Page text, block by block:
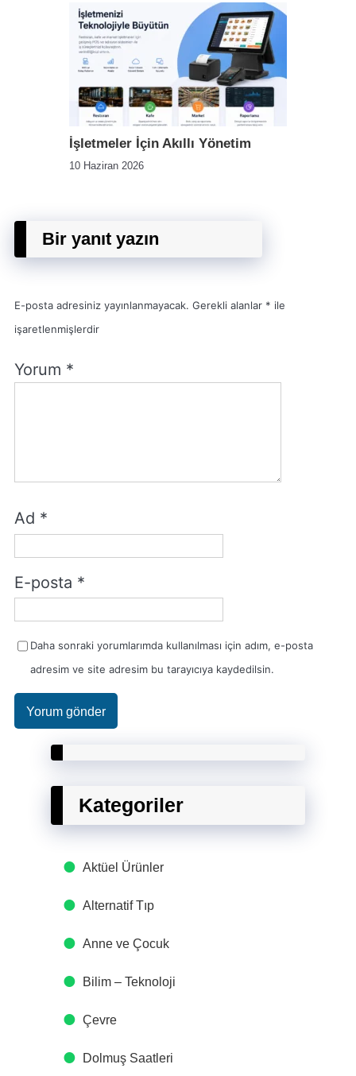
İşletmeler İçin Akıllı Yönetim
10 Haziran 2026
Bir yanıt yazın
E-posta adresiniz yayınlanmayacak. Gerekli alanlar * ile
işaretlenmişlerdir
Yorum *
Ad *
E-posta *
Daha sonraki yorumlarımda kullanılması için adım, e-posta
adresim ve site adresim bu tarayıcıya kaydedilsin.
Kategoriler
Aktüel Ürünler
Alternatif Tıp
Anne ve Çocuk
Bilim – Teknoloji
Çevre
Dolmuş Saatleri